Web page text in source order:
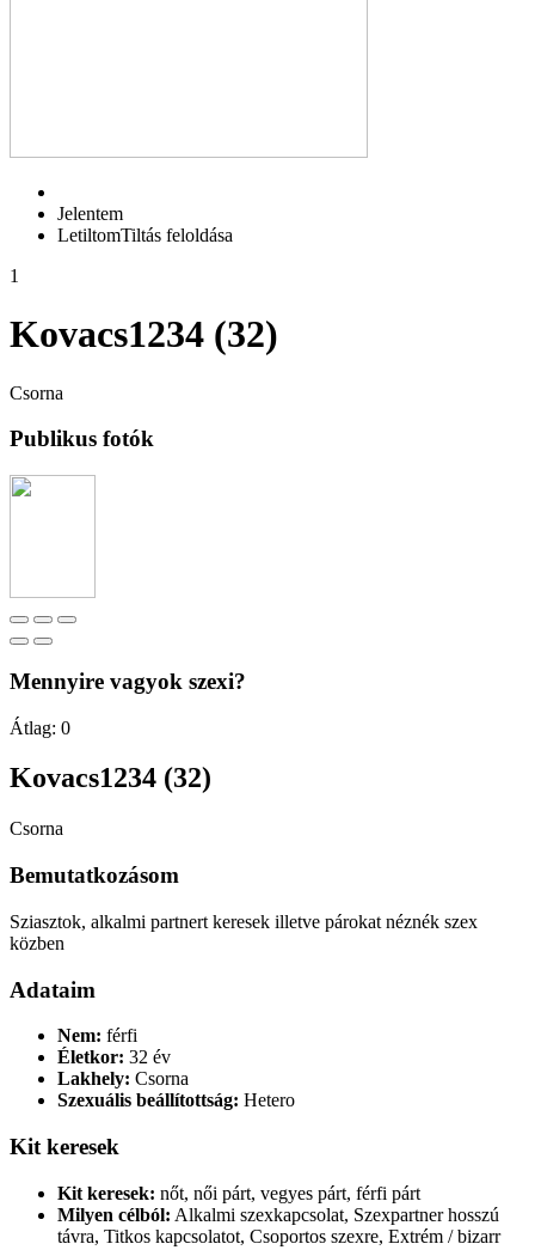
Jelentem
LetiltomTiltás feloldása
1
Kovacs1234 (32)
Csorna
Publikus fotók
Mennyire vagyok szexi?
Átlag: 0
Kovacs1234 (32)
Csorna
Bemutatkozásom
Sziasztok, alkalmi partnert keresek illetve párokat néznék szex
közben
Adataim
Nem: férfi
Életkor: 32 év
Lakhely: Csorna
Szexuális beállítottság: Hetero
Kit keresek
Kit keresek: nőt, női párt, vegyes párt, férfi párt
Milyen célból: Alkalmi szexkapcsolat, Szexpartner hosszú
távra, Titkos kapcsolatot, Csoportos szexre, Extrém / bizarr